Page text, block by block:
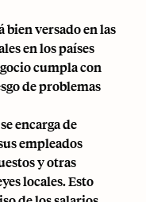
bien versado en las
en los países
cumpla con
de problemas
encarga de
empleados
y otras
locales. Esto